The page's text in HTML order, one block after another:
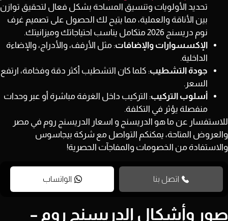
تحديد الأولويات وتنسيق المساحة بشكل فعال لتحقيق توازن
بين الأناقة والعملية، مما يتيح لك الحصول على تصميم غرف
نوم دريسنج 2026 متكامل يناسب احتياجاتك وميزانيتك.
الإكسسوارات والإضافات: مثل الأرفف، والأدراج، والإضاءة
الداخلية.
جودة التشطيب: كلما كان التشطيب أكثر دقة وفخامة، ارتفع
السعر.
أسلوب التركيب: التركيب داخل الغرفة مباشرة أو عبر وحدات
منفصلة يؤثر في التكلفة.
للاستفسار عن ما هو الدريسنج و اسعار الدريسنج روم في مصر
والعروض المتاحة، يمكنكم التواصل مع شركة بيجاسوس
والاستفادة من الخصومات والمفاجآت الحصرية!
اتصل بنا الواتساب
صور وأشكال الدريسنج روم –